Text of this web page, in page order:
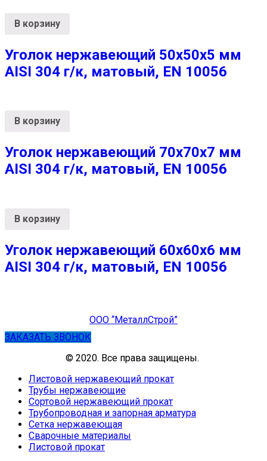
В корзину
Уголок нержавеющий 50х50х5 мм
AISI 304 г/к, матовый, EN 10056
В корзину
Уголок нержавеющий 70х70х7 мм
AISI 304 г/к, матовый, EN 10056
В корзину
Уголок нержавеющий 60х60х6 мм
AISI 304 г/к, матовый, EN 10056
ООО “МеталлСтрой”
ЗАКАЗАТЬ ЗВОНОК
© 2020. Все права защищены.
Листовой нержавеющий прокат
Трубы нержавеющие
Сортовой нержавеющий прокат
Трубопроводная и запорная арматура
Сетка нержавеющая
Сварочные материалы
Листовой прокат